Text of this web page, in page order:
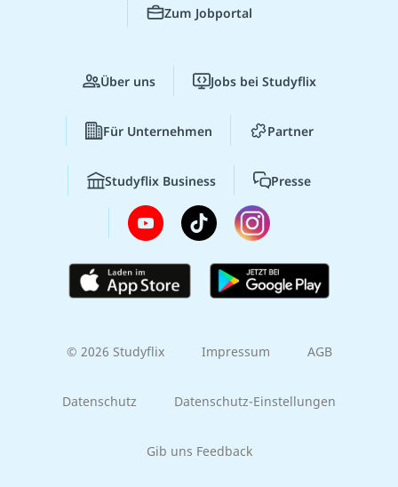
Zum Jobportal
Über uns Jobs bei Studyflix
Für Unternehmen Partner
Studyflix Business Presse
© 2026 Studyflix Impressum AGB
Datenschutz Datenschutz-Einstellungen
Gib uns Feedback